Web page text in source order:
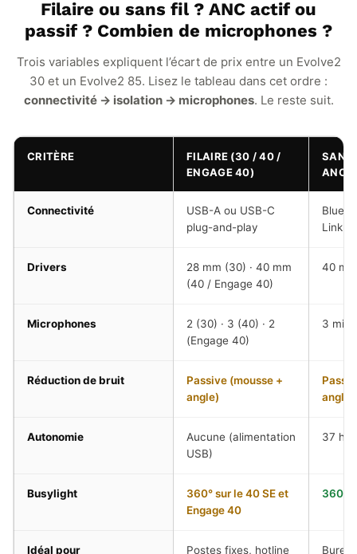
Filaire ou sans fil ? ANC actif ou
passif ? Combien de microphones ?
Trois variables expliquent l’écart de prix entre un Evolve2
30 et un Evolve2 85. Lisez le tableau dans cet ordre :
connectivité → isolation → microphones. Le reste suit.
CRITÈRE
FILAIRE (30 / 40 /
ENGAGE 40)
SANS
ANC
Connectivité
USB-A ou USB-C
plug-and-play
Link
Drivers
28 mm (30) · 40 mm
(40 / Engage 40)
40
Microphones
2 (30) · 3 (40) · 2
(Engage 40)
3
Réduction de bruit
Passive (mousse +
angle)
angle)
Autonomie
Aucune (alimentation
USB)
37 h
Busylight
360° sur le 40 SE et
Engage 40
360°
Idéal pour
Postes fixes, hotline